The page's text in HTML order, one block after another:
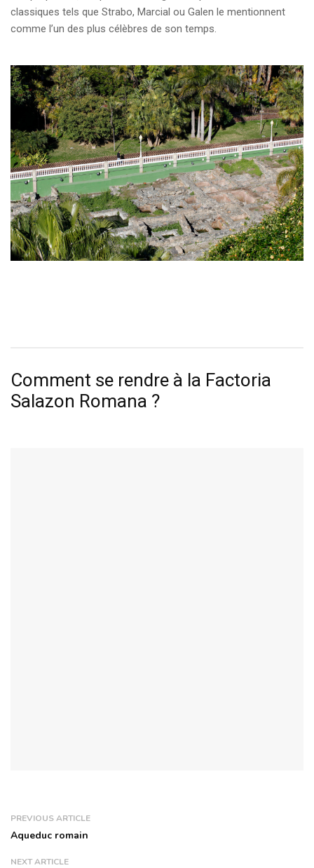
classiques tels que Strabo, Marcial ou Galen le mentionnent
comme l’un des plus célèbres de son temps.
Comment se rendre à la Factoria
Salazon Romana ?
PREVIOUS ARTICLE
Aqueduc romain
NEXT ARTICLE